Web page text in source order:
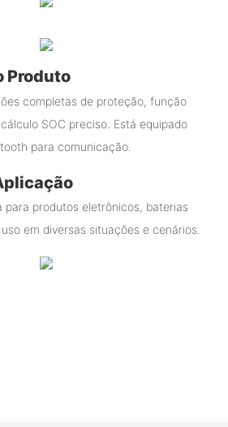
Produto
completas de proteção, função
SOC preciso. Está equipado
para comunicação.
para produtos eletrônicos, baterias
em diversas situações e cenários.